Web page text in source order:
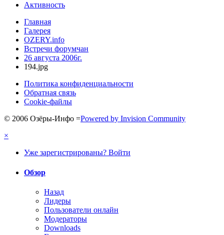
Активность
Главная
Галерея
OZERY.info
Встречи форумчан
26 августа 2006г.
194.jpg
Политика конфиденциальности
Обратная связь
Cookie-файлы
© 2006 Озёры-Инфо =Powered by Invision Community
×
Уже зарегистрированы? Войти
Обзор
Назад
Лидеры
Пользователи онлайн
Модераторы
Downloads